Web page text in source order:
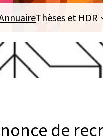
Thèses et HDR
de